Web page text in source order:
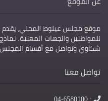
موقع مجلس عيلوط المحلي، يقدم
للمواطنين والجهات المعنية.
شكاوي وتواصل مع أقسام المجلس
تواصل معنا